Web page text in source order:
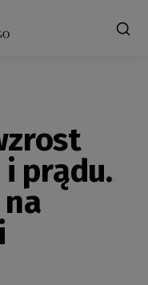
i prądu.